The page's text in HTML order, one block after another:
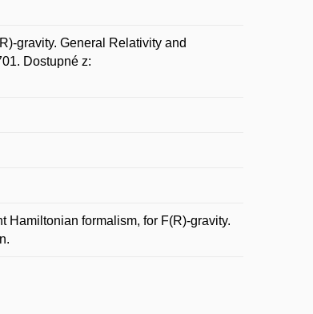
gravity. General Relativity and
Dostupné z:
Hamiltonian formalism, for F(R)-gravity.